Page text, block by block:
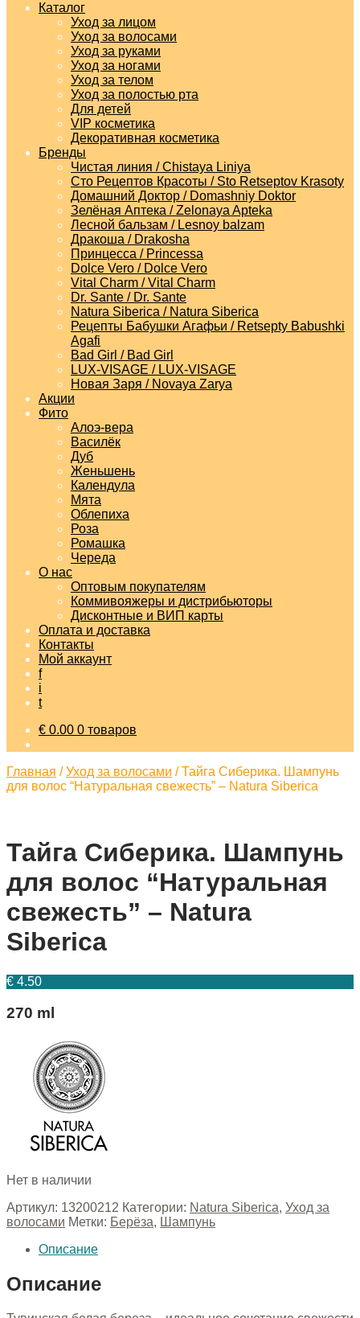
Каталог
Уход за лицом
Уход за волосами
Уход за руками
Уход за ногами
Уход за телом
Уход за полостью рта
Для детей
VIP косметика
Декоративная косметика
Бренды
Чистая линия / Chistaya Liniya
Сто Рецептов Красоты / Sto Retseptov Krasoty
Домашний Доктор / Domashniy Doktor
Зелёная Аптека / Zelonaya Apteka
Лесной бальзам / Lesnoy balzam
Дракоша / Drakosha
Принцесса / Princessa
Dolce Vero / Dolce Vero
Vital Charm / Vital Charm
Dr. Sante / Dr. Sante
Natura Siberica / Natura Siberica
Рецепты Бабушки Агафьи / Retsepty Babushki
Agafi
Bad Girl / Bad Girl
LUX-VISAGE / LUX-VISAGE
Новая Заря / Novaya Zarya
Акции
Фито
Алоэ-вера
Василёк
Дуб
Женьшень
Календула
Мята
Облепиха
Роза
Ромашка
Череда
О нас
Оптовым покупателям
Коммивояжеры и дистрибьюторы
Дисконтные и ВИП карты
Оплата и доставка
Контакты
Мой аккаунт
f
i
t
€ 0.00 0 товаров
Главная /Уход за волосами /Тайга Сиберика. Шампунь
для волос “Натуральная свежесть” – Natura Siberica
Тайга Сиберика. Шампунь
для волос “Натуральная
свежесть” – Natura
Siberica
€ 4.50
270 ml
Нет в наличии
Артикул: 13200212 Категории: Natura Siberica, Уход за
волосами Метки: Берёза, Шампунь
Описание
Описание